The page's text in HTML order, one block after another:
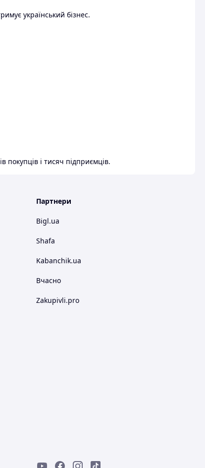
український бізнес.
покупців і тисяч підприємців.
Партнери
Bigl.ua
Shafa
Kabanchik.ua
Вчасно
Zakupivli.pro